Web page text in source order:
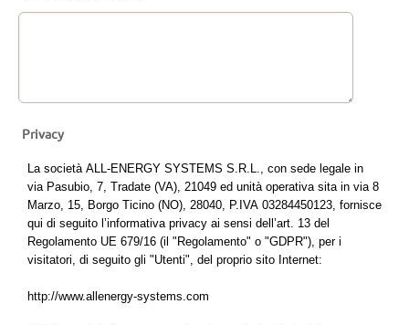
Privacy
La società ALL-ENERGY SYSTEMS S.R.L., con sede legale in
via Pasubio, 7, Tradate (VA), 21049 ed unità operativa sita in via 8
Marzo, 15, Borgo Ticino (NO), 28040, P.IVA 03284450123, fornisce
qui di seguito l’informativa privacy ai sensi dell’art. 13 del
Regolamento UE 679/16 (il "Regolamento" o "GDPR"), per i
visitatori, di seguito gli "Utenti", del proprio sito Internet:
http://www.allenergy-systems.com